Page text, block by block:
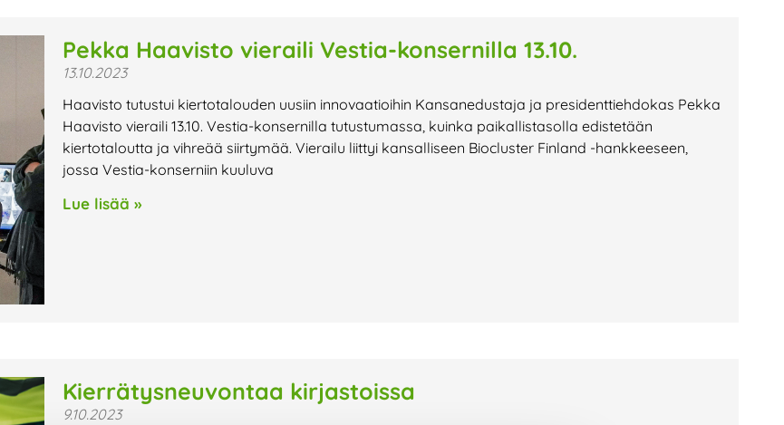
Pekka Haavisto vieraili Vestia-konsernilla 13.10.
13.10.2023
Haavisto tutustui kiertotalouden uusiin innovaatioihin Kansanedustaja ja presidenttiehdokas Pekka
Haavisto vieraili 13.10. Vestia-konsernilla tutustumassa, kuinka paikallistasolla edistetään
kiertotaloutta ja vihreää siirtymää. Vierailu liittyi kansalliseen Biocluster Finland -hankkeeseen,
jossa Vestia-konserniin kuuluva
Lue lisää »
Kierrätysneuvontaa kirjastoissa
9.10.2023